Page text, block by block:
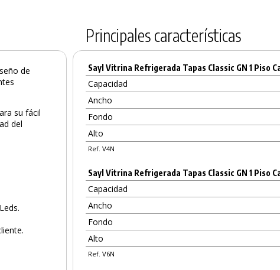
de
su fácil
del
Principales características
Sayl Vitrina Refrigerada Tapas Classic GN 1 Piso
Capacidad
Ancho
Fondo
Alto
Ref. V4N
Sayl Vitrina Refrigerada Tapas Classic GN 1 Piso
Capacidad
Ancho
Fondo
Alto
Ref. V6N